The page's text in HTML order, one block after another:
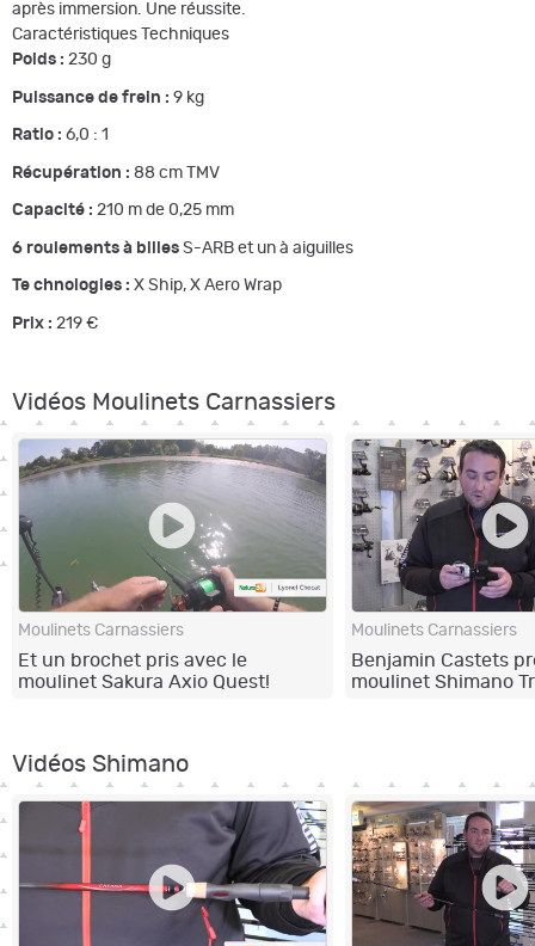
après immersion. Une réussite.
Caractéristiques Techniques
Poids : 230 g
Puissance de frein : 9 kg
Ratio : 6,0 : 1
Récupération : 88 cm TMV
Capacité : 210 m de 0,25 mm
6 roulements à billes S-ARB et un à aiguilles
Te chnologies : X Ship, X Aero Wrap
Prix : 219 €
Vidéos Moulinets Carnassiers
Moulinets Carnassiers
Et un brochet pris avec le
moulinet Sakura Axio Quest!
Moulinets Carnassiers
Benjamin Castets
moulinet Shimano
Vidéos Shimano